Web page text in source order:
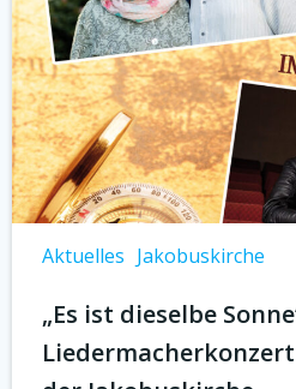
Aktuelles Jakobuskirche
„Es ist dieselbe